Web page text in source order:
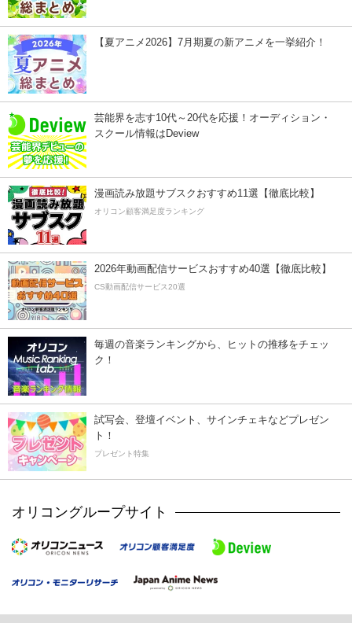
【夏アニメ2026】7月期夏の新アニメを一挙紹介！
芸能界を志す10代～20代を応援！オーディション・
スクール情報はDeview
漫画読み放題サブスクおすすめ11選【徹底比較】
オリコン顧客満足度ランキング
2026年動画配信サービスおすすめ40選【徹底比較】
CS動画配信サービス20選
毎週の音楽ランキングから、ヒットの推移をチェッ
ク！
試写会、登壇イベント、サインチェキなどプレゼン
ト！
プレゼント特集
オリコングループサイト